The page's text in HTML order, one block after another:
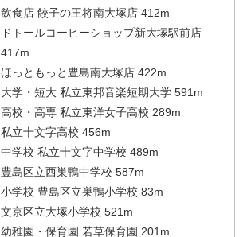
飲食店 餃子の王将南大塚店 412m
ドトールコーヒーショップ新大塚駅前店
417m
ほっともっと豊島南大塚店 422m
大学・短大 私立東邦音楽短期大学 591m
高校・高専 私立東洋女子高校 289m
私立十文字高校 456m
中学校 私立十文字中学校 489m
豊島区立西巣鴨中学校 587m
小学校 豊島区立巣鴨小学校 83m
文京区立大塚小学校 521m
幼稚園・保育園 若草保育園 201m